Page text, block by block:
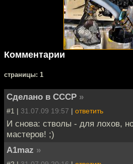
Комментарии
cтраницы: 1
Сделано в СССР »
#1 | 31.07.09 19:57 | ответить
И снова: стволы - для лохов,
мастеров! ;)
A1maz »